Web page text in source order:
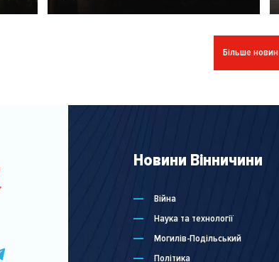
Більше новин
Новини Вінничини
Війна
Наука та технології
Могилів-Подільський
Політика